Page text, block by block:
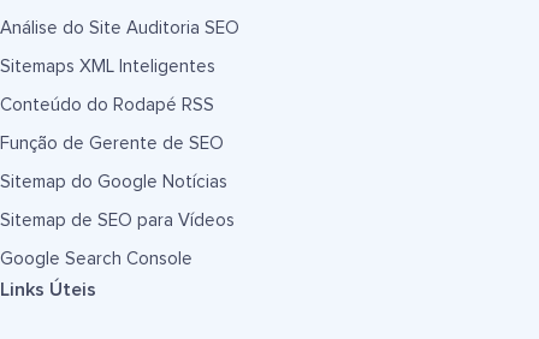
Análise do Site Auditoria SEO
Sitemaps XML Inteligentes
Conteúdo do Rodapé RSS
Função de Gerente de SEO
Sitemap do Google Notícias
Sitemap de SEO para Vídeos
Google Search Console
Links Úteis